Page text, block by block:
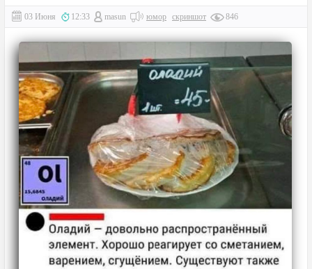
03 Июня 12:33 masun юмор скриншот 846